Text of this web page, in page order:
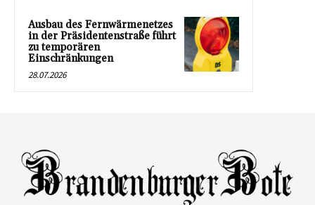
Ausbau des Fernwärmenetzes
in der Präsidentenstraße führt
zu temporären
Einschränkungen
28.07.2026